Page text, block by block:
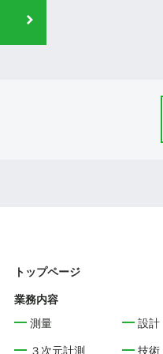
トップページ
業務内容
測量
設計
３次元計測 技術